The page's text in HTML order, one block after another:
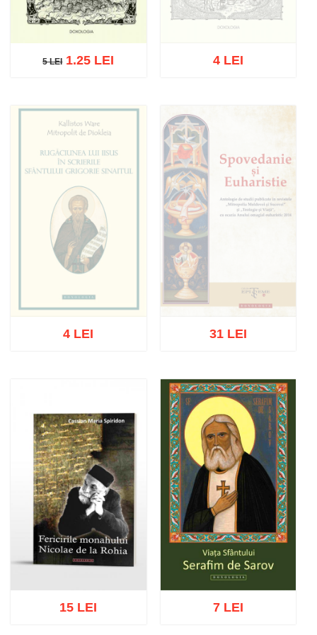
5 LEI
Adaugă în coș Wishlist
5 LEI1.25 LEI
Stoc epuizat
4 LEI
4 LEI
Stoc epuizat
31 LEI
15 LEI 7 LEI